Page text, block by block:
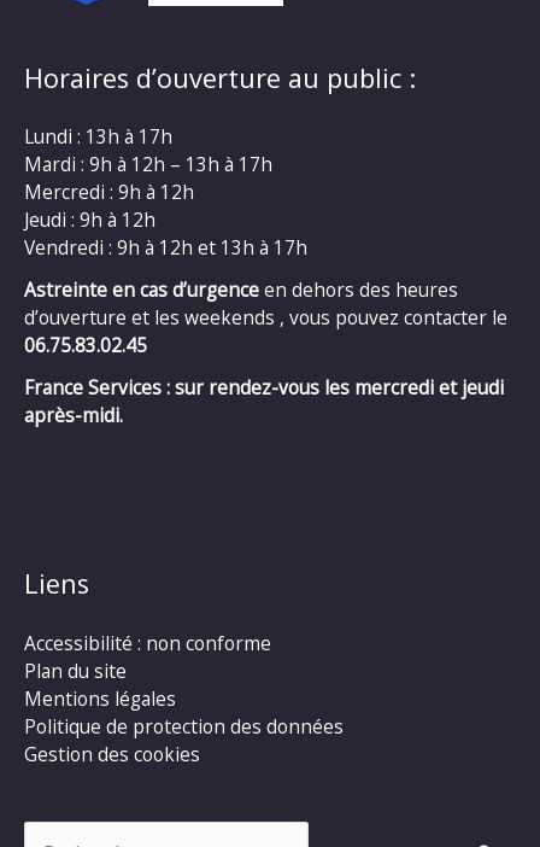
Horaires d’ouverture au public :
Lundi : 13h à 17h
Mardi : 9h à 12h – 13h à 17h
Mercredi : 9h à 12h
Jeudi : 9h à 12h
Vendredi : 9h à 12h et 13h à 17h
Astreinte en cas d’urgenceen dehors des heures
d’ouverture et les weekends , vous pouvez contacter le
06.75.83.02.45
France Services : sur rendez-vous les mercredi et jeudi
après-midi.
Liens
Accessibilité : non conforme
Plan du site
Mentions légales
Politique de protection des données
Gestion des cookies